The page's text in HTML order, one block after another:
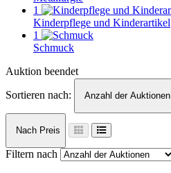
1
Kinderpflege und Kinderartikel
1
Schmuck
Auktion beendet
Sortieren nach:
Anzahl der Auktionen
Nach Preis
Filtern nach